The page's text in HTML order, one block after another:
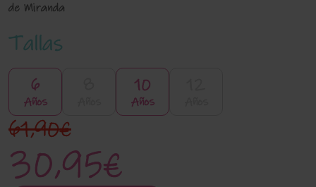
de Miranda
Tallas
6
Años
10
Años
30,95€
61,90€